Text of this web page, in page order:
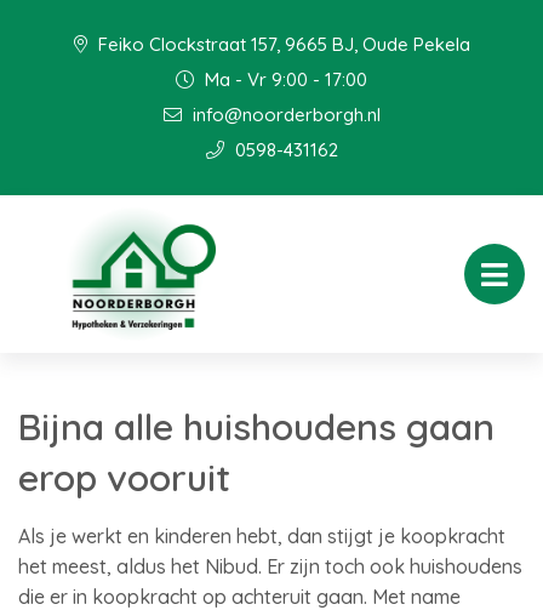
Feiko Clockstraat 157, 9665 BJ, Oude Pekela
Ma - Vr 9:00 - 17:00
info@noorderborgh.nl
0598-431162
Bijna alle huishoudens gaan
erop vooruit
Als je werkt en kinderen hebt, dan stijgt je koopkracht
het meest, aldus het Nibud. Er zijn toch ook huishoudens
die er in koopkracht op achteruit gaan. Met name